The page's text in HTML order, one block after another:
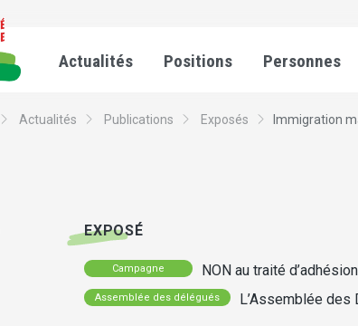
Actualités Positions Personnes
Actualités Publications Exposés Immigration
EXPOSÉ
Campagne NON au traité
Assemblée des délégués L’Assemblée des